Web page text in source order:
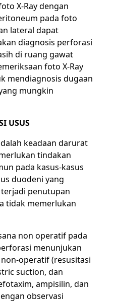
X-Ray dengan
pada foto
lateral dapat
diagnosis perforasi
di ruang gawat
foto X-Ray
mendiagnosis dugaan
mungkin
USUS
keadaan darurat
tindakan
pada kasus-kasus
duodeni yang
penutupan
tidak memerlukan
non operatif pada
menunjukan
operatif (resusitasi
suction, dan
ampisilin, dan
observasi